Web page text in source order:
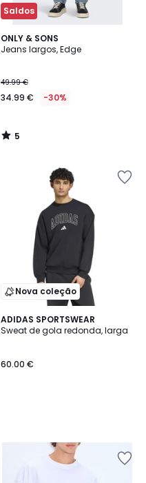
Saldos
ONLY & SONS
Jeans largos, Edge
49.99 €
34.99 € -30%
5
/
5
/
Nova coleção
ADIDAS SPORTSWEAR
Sweat de gola redonda, larga
60.00 €